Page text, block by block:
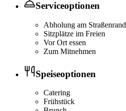
Serviceoptionen
Abholung am Straßenrand
Sitzplätze im Freien
Vor Ort essen
Zum Mitnehmen
Speiseoptionen
Catering
Frühstück